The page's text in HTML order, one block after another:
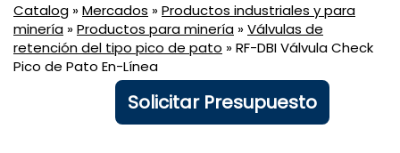
Catalog »Mercados »Productos industriales y para
minería »Productos para minería »Válvulas de
retención del tipo pico de pato » RF-DBI Válvula Check
Pico de Pato En-Línea
Solicitar Presupuesto